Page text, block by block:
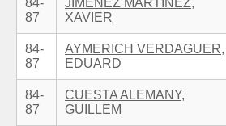
87
XAVIER
84-
87
AYMERICH VERDAGUER,
EDUARD
84-
87
CUESTA ALEMANY,
GUILLEM